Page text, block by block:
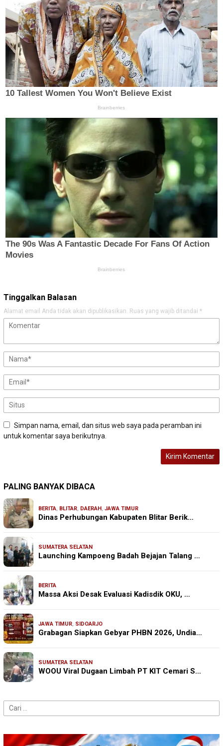
Tinggalkan Balasan
Alamat email Anda tidak akan dipublikasikan. Ruas yang wajib ditandai *
Simpan nama, email, dan situs web saya pada peramban ini
untuk komentar saya berikutnya.
PALING BANYAK DIBACA
BERITA, BLITAR, DAERAH, JAWA TIMUR
Dinas Perhubungan Kabupaten Blitar Berik…
SUMATERA SELATAN
Launching Kampoeng Badah Bejajan Talang …
BERITA
Massa Aksi Desak Evaluasi Kadisdik OKU, …
JAWA TIMUR, SIDOARJO
Grabagan Siapkan Gebyar PHBN 2026, Undia…
SUMATERA SELATAN
WOOU Viral Dugaan Limbah PT KIT Cemari S…
Cari
untuk: